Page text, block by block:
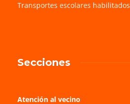
Transportes escolares habilitados
Secciones
Atención al vecino